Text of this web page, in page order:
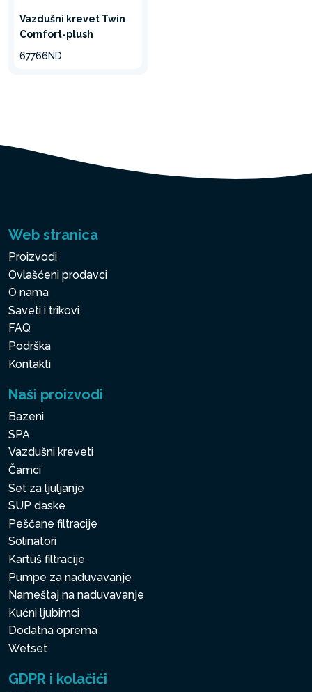
Vazdušni krevet Twin
Comfort-plush
67766ND
Web stranica
Proizvodi
Ovlašćeni prodavci
O nama
Saveti i trikovi
FAQ
Podrška
Kontakti
Naši proizvodi
Bazeni
SPA
Vazdušni kreveti
Čamci
Set za ljuljanje
SUP daske
Peščane filtracije
Solinatori
Kartuš filtracije
Pumpe za naduvavanje
Nameštaj na naduvavanje
Kućni ljubimci
Dodatna oprema
Wetset
GDPR i kolačići